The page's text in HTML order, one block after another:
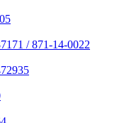
/ 871-14-0022